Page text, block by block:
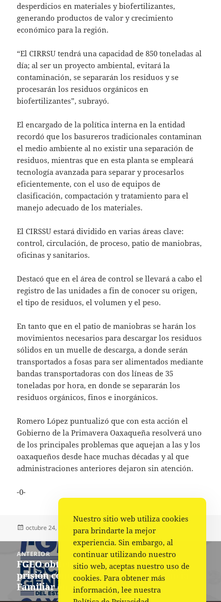
desperdicios en materiales y biofertilizantes,
generando productos de valor y crecimiento
económico para la región.
“El CIRRSU tendrá una capacidad de 850 toneladas al
día; al ser un proyecto ambiental, evitará la
contaminación, se separarán los residuos y se
procesarán los residuos orgánicos en
biofertilizantes”, subrayó.
El encargado de la política interna en la entidad
recordó que los basureros tradicionales contaminan
el medio ambiente al no existir una separación de
residuos, mientras que en esta planta se empleará
tecnología avanzada para separar y procesarlos
eficientemente, con el uso de equipos de
clasificación, compactación y tratamiento para el
manejo adecuado de los materiales.
El CIRSSU estará dividido en varias áreas clave:
control, circulación, de proceso, patio de maniobras,
oficinas y sanitarios.
Destacó que en el área de control se llevará a cabo el
registro de las unidades a fin de conocer su origen,
el tipo de residuos, el volumen y el peso.
En tanto que en el patio de maniobras se harán los
movimientos necesarios para descargar los residuos
sólidos en un muelle de descarga, a donde serán
transportados a fosas para ser alimentados mediante
bandas transportadoras con dos líneas de 35
toneladas por hora, en donde se separarán los
residuos orgánicos, finos e inorgánicos.
Romero López puntualizó que con esta acción el
Gobierno de la Primavera Oaxaqueña resolverá uno
de los principales problemas que aquejan a las y los
oaxaqueños desde hace muchas décadas y al que
administraciones anteriores dejaron sin atención.
-0-
Publicado
octubre 24, 2023 Autor
La redacción Categorías
Estado,
Navegación
entradas
ANTERIOR
Entrada
anterior:
FGEO obtiene vinculación a proceso y
prisión contra imputado por Violencia
Familiar en la Cuenca
Nuestro sitio web utiliza cookies
para brindarte la mejor
experiencia. Sin embargo, al
continuar utilizando nuestro
sitio web, aceptas nuestro uso de
cookies. Para obtener más
información, lee nuestra